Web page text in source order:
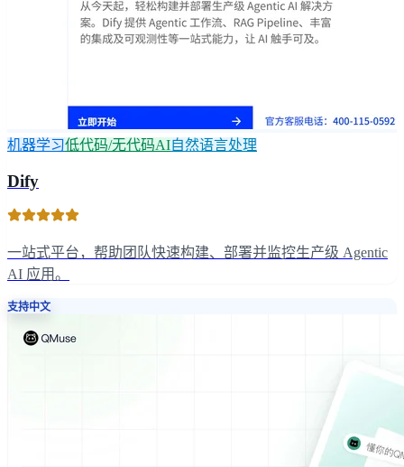
机器学习低代码/无代码AI自然语言处理
Dify
一站式平台，帮助团队快速构建、部署并监控生产级 Agentic
AI 应用。
支持中文